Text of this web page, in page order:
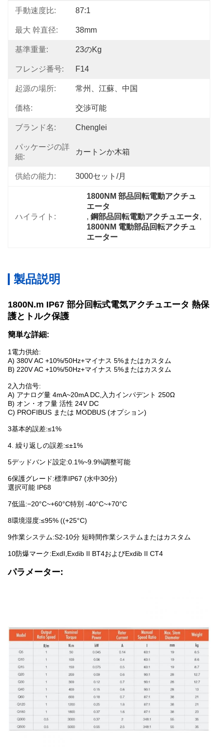
手動速度比: 87:1
最大 幹直径: 38mm
基準重量: 23のkg
フレンジ番号: F14
起源の場所: 常州、江蘇、中国
価格: 交渉可能
ブランド名: Chenglei
パッケージの詳
細:
カートンか木箱
供給の能力: 3000セット/月
ハイライト:
1800NM 部品回転電動アクチュ
エータ
, 鋼部品回転電動アクチュエータ
1800NM 電動部品回転アクチュ
エーター
製品説明
1800N.m IP67 部分回転式電気アクチュエータ 熱保
護とトルク保護
簡単な詳細:
1電力供給:
A) 380V AC +10%/50Hz+マイナス 5%またはカスタム
B) 220V AC +10%/50Hz+マイナス 5%またはカスタム
2入力信号:
A) アナログ量 4mA~20mA DC,入力インパデント 250Ω
B) オン・オフ量 活性 24V DC
C) PROFIBUS または MODBUS (オプション)
3基本的誤差:≤1%
4. 繰り返しの誤差:≤±1%
5デッドバンド設定:0.1%~9.9%調整可能
6保護グレード:標準IP67 (水中30分)
選択可能 IP68
7低温:−20°C~+60°C特別 -40°C~+70°C
8環境湿度:≤95% ((+25°C)
9作業システム:S2-10分 短時間作業システムまたはカスタム
10防爆マーク:ExdI,Exdib II BT4およびExdib II CT4
パラメーター: